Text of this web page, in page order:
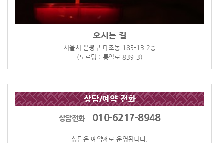
오시는 길
서울시 은평구 대조동 185-13 2층
(도로명 : 통일로 839-3)
상담/예약 전화
상담전화 010-6217-8948
상담은 예약제로 운영됩니다.